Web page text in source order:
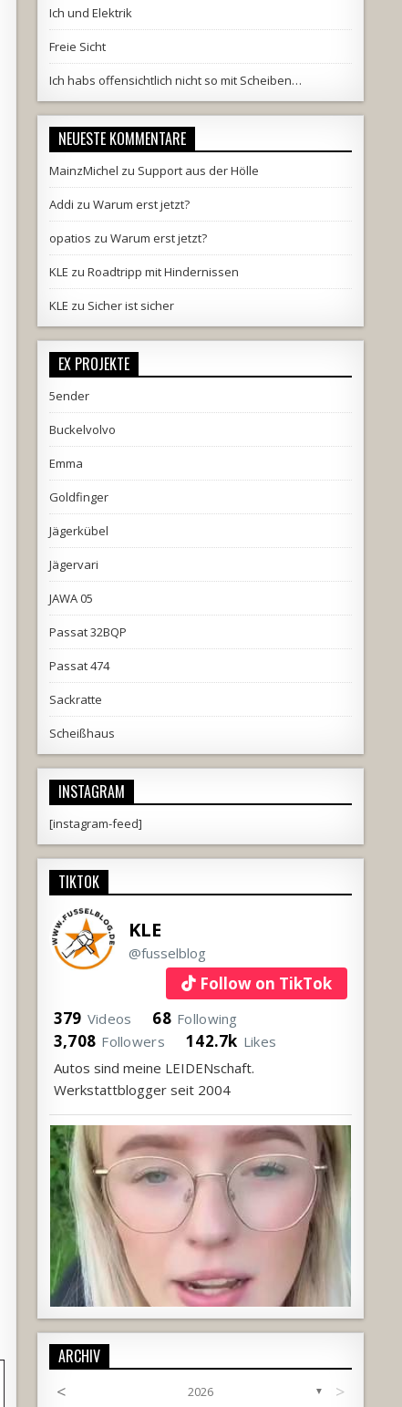
Ich und Elektrik
Freie Sicht
Ich habs offensichtlich nicht so mit Scheiben…
NEUESTE KOMMENTARE
MainzMichel zu Support aus der Hölle
Addi zu Warum erst jetzt?
opatios zu Warum erst jetzt?
KLE zu Roadtripp mit Hindernissen
KLE zu Sicher ist sicher
EX PROJEKTE
5ender
Buckelvolvo
Emma
Goldfinger
Jägerkübel
Jägervari
JAWA 05
Passat 32BQP
Passat 474
Sackratte
Scheißhaus
INSTAGRAM
[instagram-feed]
TIKTOK
KLE
@fusselblog
Follow on TikTok
379 Videos 68 Following
3,708 Followers 142.7k Likes
Autos sind meine LEIDENschaft.
Werkstattblogger seit 2004
ARCHIV
<
2026 ▼ >